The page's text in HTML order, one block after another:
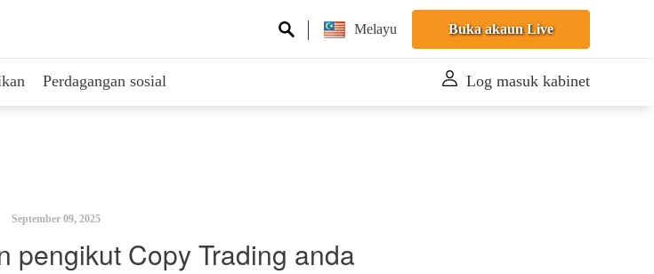
Melayu Buka akaun Live
Perdagangan sosial Log masuk kabinet
September 09, 2025
pengikut Copy Trading anda